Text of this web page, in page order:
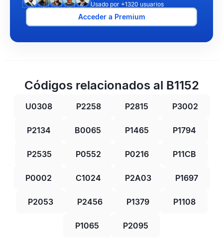
Usado por +1320 usuarios
Acceder a Premium
Códigos relacionados al B1152
U0308 P2258 P2815 P3002
P2134 B0065 P1465 P1794
P2535 P0552 P0216 P11CB
P0002 C1024 P2A03 P1697
P2053 P2456 P1379 P1108
P1065 P2095